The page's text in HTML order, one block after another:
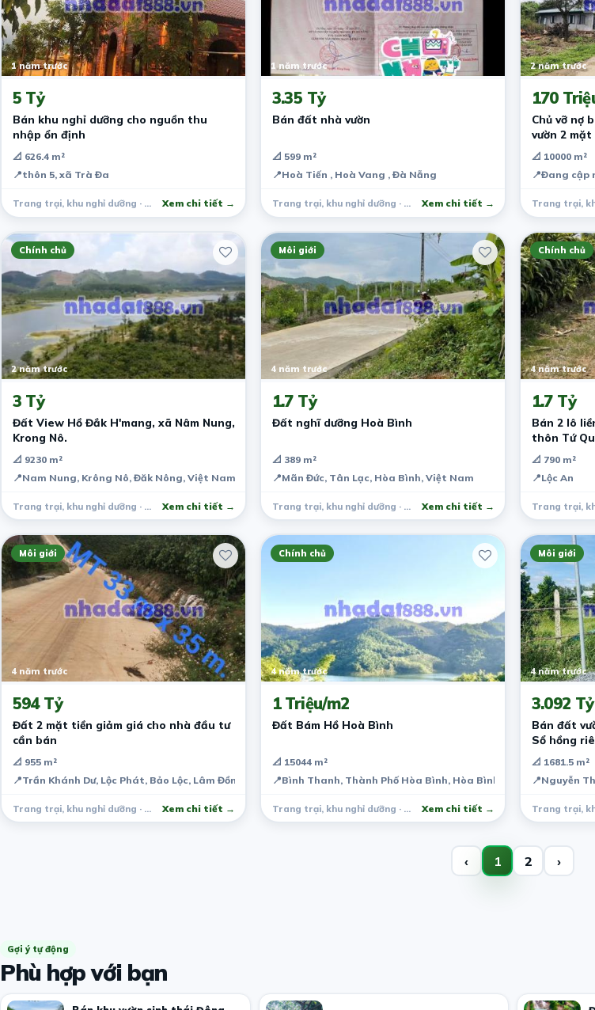
1 năm trước
5 Tỷ
Bán khu nghỉ dưỡng cho nguồn thu
nhập ổn định
📐 626.4 m²
📍thôn 5, xã Trà Đa
Trang trại, khu nghỉ dưỡng · Plei Ku Xem chi tiết →
1 năm trước
3.35 Tỷ
Bán đất nhà vườn
📐 599 m²
📍Hoà Tiến , Hoà Vang , Đà Nẵng
Trang trại, khu nghỉ dưỡng · Hòa Vang Xem chi tiết →
2 năm trước
170
Chủ vỡ nợ
vườn 2 mặt
riêng công
📐 10000 m²
📍Đang cập
Chính chủ
2 năm trước
3 Tỷ
Đất View Hồ Đắk H'mang, xã Nâm Nung,
Krong Nô.
📐 9230 m²
📍Nam Nung, Krông Nô, Đăk Nông, Việt Nam
Trang trại, khu nghỉ dưỡng · Krông Nô Xem chi tiết →
Môi giới
4 năm trước
1.7 Tỷ
Đất nghĩ dưỡng Hoà Bình
📐 389 m²
📍Mãn Đức, Tân Lạc, Hòa Bình, Việt Nam
Trang trại, khu nghỉ dưỡng · Tân Lạc Xem chi tiết →
Chính chủ
4 năm trước
1.7 Tỷ
Bán 2 lô
thôn Tứ
📐 790 m²
📍Lộc An
Môi giới
4 năm trước
594 Tỷ
Đất 2 mặt tiền giảm giá cho nhà đầu tư
cần bán
📐 955 m²
📍Trần Khánh Dư, Lộc Phát, Bảo Lộc, Lâm Đồng, Việt Nam
Trang trại, khu nghỉ dưỡng · Bảo Lộc Xem chi tiết →
Chính chủ
4 năm trước
1 Triệu/m2
Đất Bám Hồ Hoà Bình
📐 15044 m²
📍Bình Thanh, Thành Phố Hòa Bình, Hòa Bình, Việt Nam
Trang trại, khu nghỉ dưỡng · Hòa Bình Xem chi tiết →
Môi giới
4 năm trước
3.092 Tỷ
Bán đất
Sổ hồng
📐 1681.5 m²
📍Nguyễn
‹ 1 2 ›
Gợi ý tự động
Phù hợp với bạn